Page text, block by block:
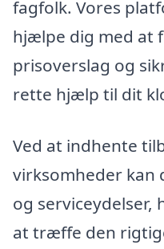
fagfolk. Vores
hjælpe dig med at
prisoverslag og
rette hjælp til dit
Ved at indhente
virksomheder kan
og
at træffe den